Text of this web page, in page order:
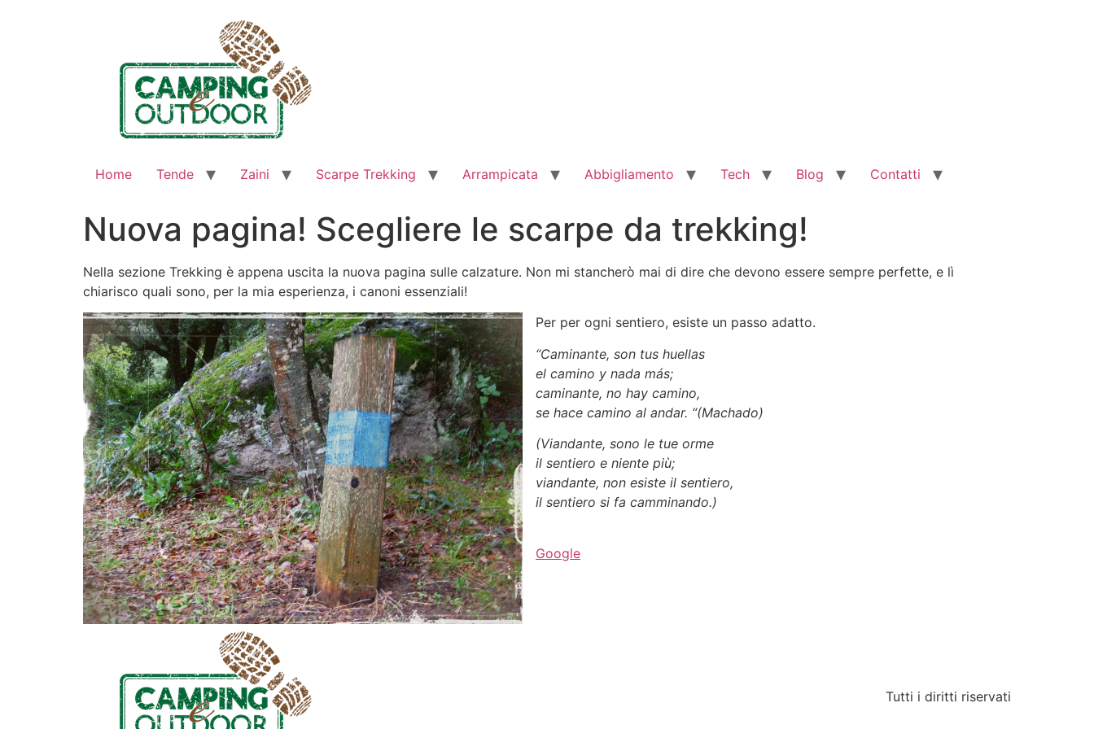
Home Tende Zaini Scarpe Trekking Arrampicata Abbigliamento Tech Blog Contatti
Nuova pagina! Scegliere le scarpe da trekking!
Nella sezione Trekking è appena uscita la nuova pagina sulle calzature. Non mi stancherò mai di dire che devono essere sempre perfette, e lì
chiarisco quali sono, per la mia esperienza, i canoni essenziali!
Per per ogni sentiero, esiste un passo adatto.
“Caminante, son tus huellas
el camino y nada más;
caminante, no hay camino,
se hace camino al andar. “(Machado)
(Viandante, sono le tue orme
il sentiero e niente più;
viandante, non esiste il sentiero,
il sentiero si fa camminando.)
Google
Tutti i diritti riservati